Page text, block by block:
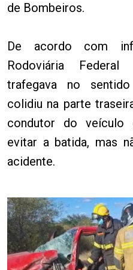
de Bombeiros.
De acordo com
Rodoviária
trafegava no
colidiu na parte
condutor do veículo
evitar a batida, mas
acidente.